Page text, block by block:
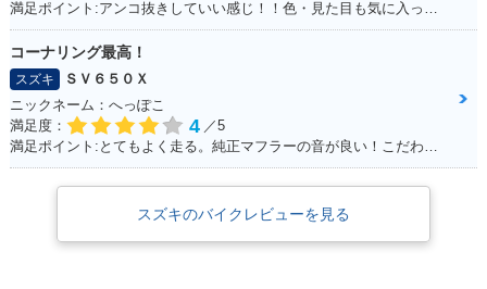
コーナリング最高！
スズキ
ＳＶ６５０Ｘ
ニックネーム：へっぽこ
満足度：
4 ／5
スズキのバイクレビューを見る